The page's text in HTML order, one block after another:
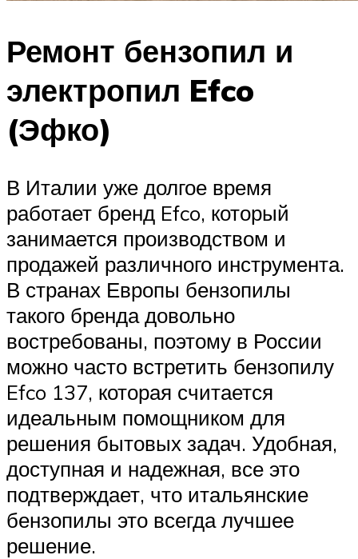
Ремонт бензопил и
электропил Efco
(Эфко)
В Италии уже долгое время
работает бренд Efco, который
занимается производством и
продажей различного инструмента.
В странах Европы бензопилы
такого бренда довольно
востребованы, поэтому в России
можно часто встретить бензопилу
Efco 137, которая считается
идеальным помощником для
решения бытовых задач. Удобная,
доступная и надежная, все это
подтверждает, что итальянские
бензопилы это всегда лучшее
решение.